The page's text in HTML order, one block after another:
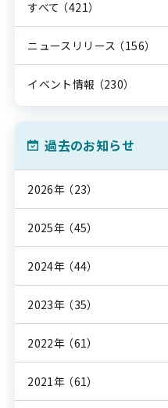
すべて （421）
ニュースリリース （156）
イベント情報 （230）
過去のお知らせ
2026年 （23）
2025年 （45）
2024年 （44）
2023年 （35）
2022年 （61）
2021年 （61）